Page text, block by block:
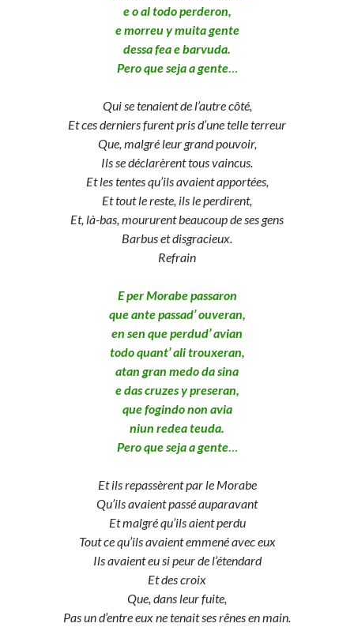
e o al todo perderon,
e morreu y muita gente
dessa fea e barvuda.
Pero que seja a gente…
Qui se tenaient de l’autre côté,
Et ces derniers furent pris d’une telle terreur
Que, malgré leur grand pouvoir,
Ils se déclarèrent tous vaincus.
Et les tentes qu’ils avaient apportées,
Et tout le reste, ils le perdirent,
Et, là-bas, moururent beaucoup de ses gens
Barbus et disgracieux.
Refrain
E per Morabe passaron
que ante passad’ ouveran,
en sen que perdud’ avian
todo quant’ ali trouxeran,
atan gran medo da sina
e das cruzes y preseran,
que fogindo non avia
niun redea teuda.
Pero que seja a gente…
Et ils repassèrent par le Morabe
Qu’ils avaient passé auparavant
Et malgré qu’ils aient perdu
Tout ce qu’ils avaient emmené avec eux
Ils avaient eu si peur de l’étendard
Et des croix
Que, dans leur fuite,
Pas un d’entre eux ne tenait ses rênes en main.